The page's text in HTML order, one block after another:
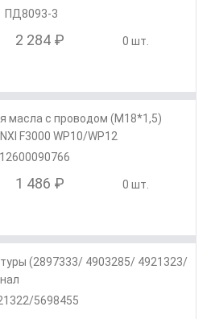
ПД8093-3
2 284 ₽ 0 шт.
масла с проводом (М18*1,5)
F3000 WP10/WP12
1 486 ₽ 0 шт.
(2897333/ 4903285/ 4921323/
5698455